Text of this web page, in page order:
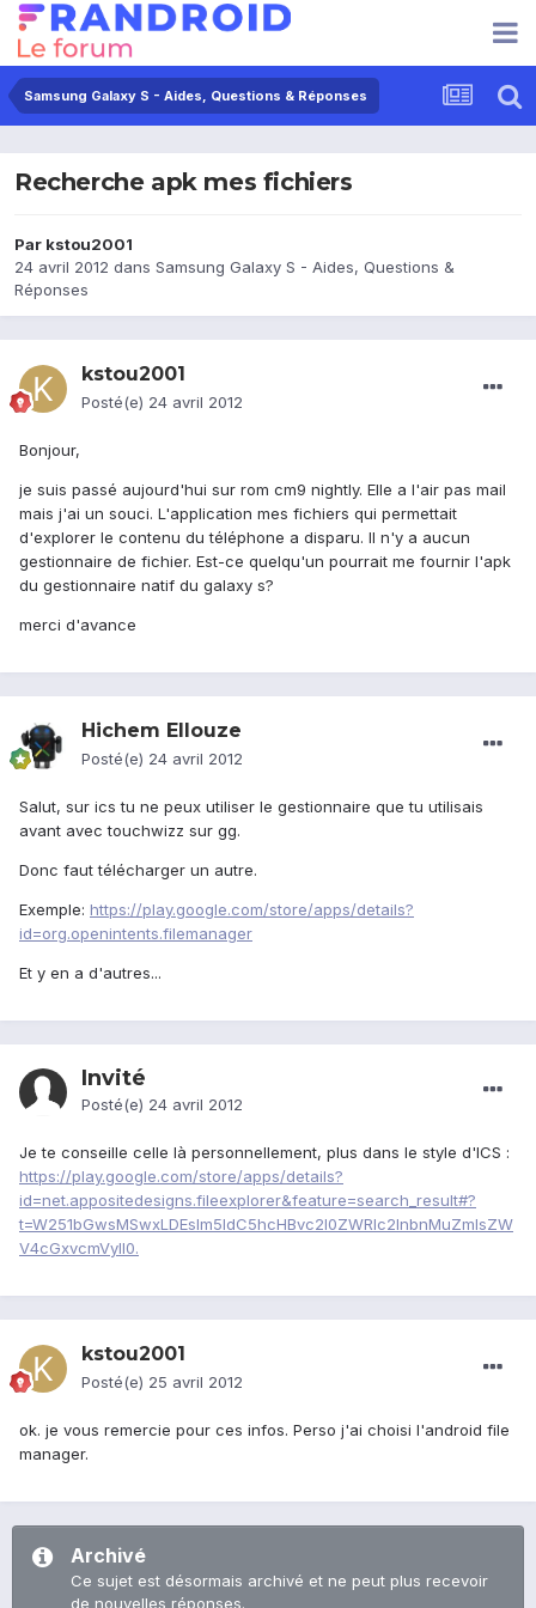
Samsung Galaxy S - Aides, Questions & Réponses
Recherche apk mes fichiers
Par kstou2001
24 avril 2012 dans Samsung Galaxy S - Aides, Questions &
Réponses
kstou2001
Posté(e) 24 avril 2012
Bonjour,
je suis passé aujourd'hui sur rom cm9 nightly. Elle a l'air pas mail
mais j'ai un souci. L'application mes fichiers qui permettait
d'explorer le contenu du téléphone a disparu. Il n'y a aucun
gestionnaire de fichier. Est-ce quelqu'un pourrait me fournir l'apk
du gestionnaire natif du galaxy s?
merci d'avance
Hichem Ellouze
Posté(e) 24 avril 2012
Salut, sur ics tu ne peux utiliser le gestionnaire que tu utilisais
avant avec touchwizz sur gg.
Donc faut télécharger un autre.
Exemple: https://play.google.com/store/apps/details?
id=org.openintents.filemanager
Et y en a d'autres...
Invité
Posté(e) 24 avril 2012
Je te conseille celle là personnellement, plus dans le style d'ICS :
https://play.google.com/store/apps/details?
id=net.appositedesigns.fileexplorer&feature=search_result#?
t=W251bGwsMSwxLDEsIm5ldC5hcHBvc2l0ZWRlc2lnbnMuZmlsZW
V4cGxvcmVyIl0.
kstou2001
Posté(e) 25 avril 2012
ok. je vous remercie pour ces infos. Perso j'ai choisi l'android file
manager.
Archivé
Ce sujet est désormais archivé et ne peut plus recevoir
de nouvelles réponses.